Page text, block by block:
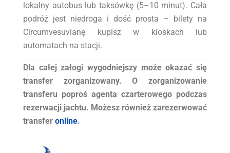
lokalny autobus lub taksówkę (5–10 minut). Cała
podróż jest niedroga i dość prosta – bilety na
Circumvesuvianę kupisz w kioskach lub
automatach na stacji.
Dla całej załogi wygodniejszy może okazać się
transfer zorganizowany. O zorganizowanie
transferu poproś agenta czarterowego podczas
rezerwacji jachtu. Możesz również zarezerwować
transfer online.